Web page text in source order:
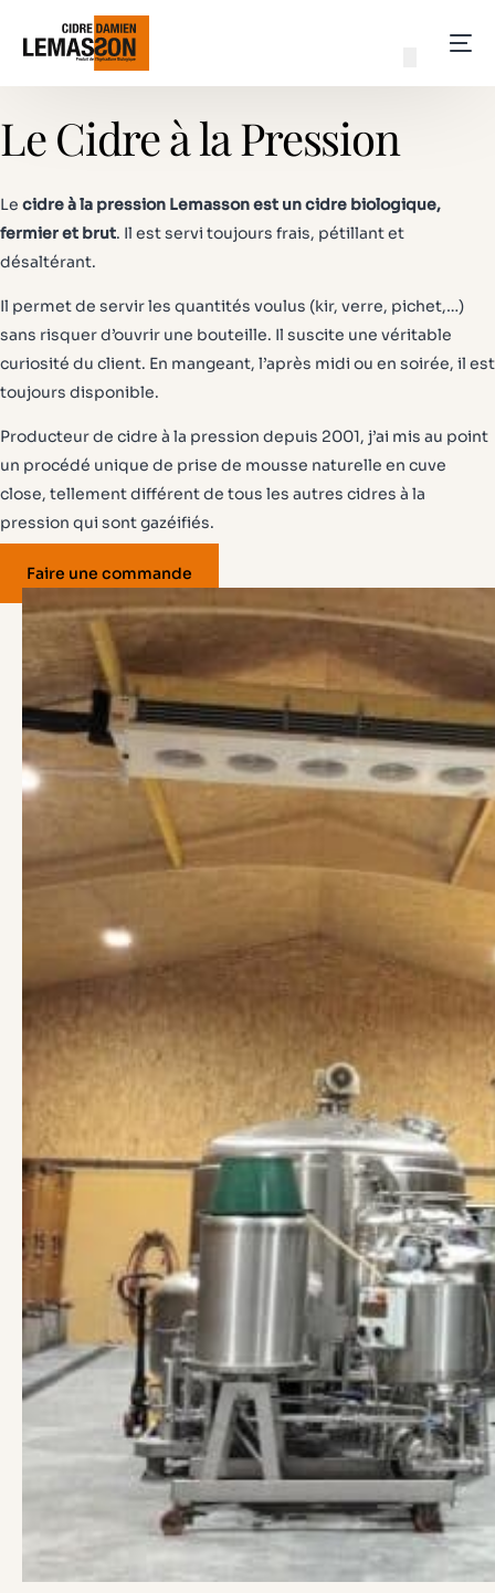
Le Cidre à la Pression
Le cidre à la pression Lemasson est un cidre biologique,
fermier et brut. Il est servi toujours frais, pétillant et
désaltérant.
Il permet de servir les quantités voulus (kir, verre, pichet,…)
sans risquer d’ouvrir une bouteille. Il suscite une véritable
curiosité du client. En mangeant, l’après midi ou en soirée, il est
toujours disponible.
Producteur de cidre à la pression depuis 2001, j’ai mis au point
un procédé unique de prise de mousse naturelle en cuve
close, tellement différent de tous les autres cidres à la
pression qui sont gazéifiés.
Faire une commande